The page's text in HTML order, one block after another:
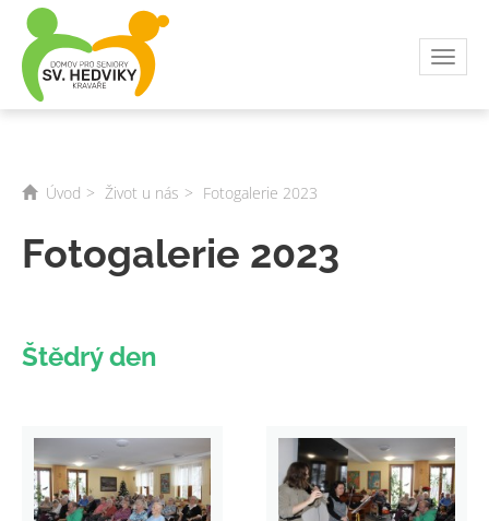
Úvod Život u nás Fotogalerie 2023
Fotogalerie 2023
Štědrý den